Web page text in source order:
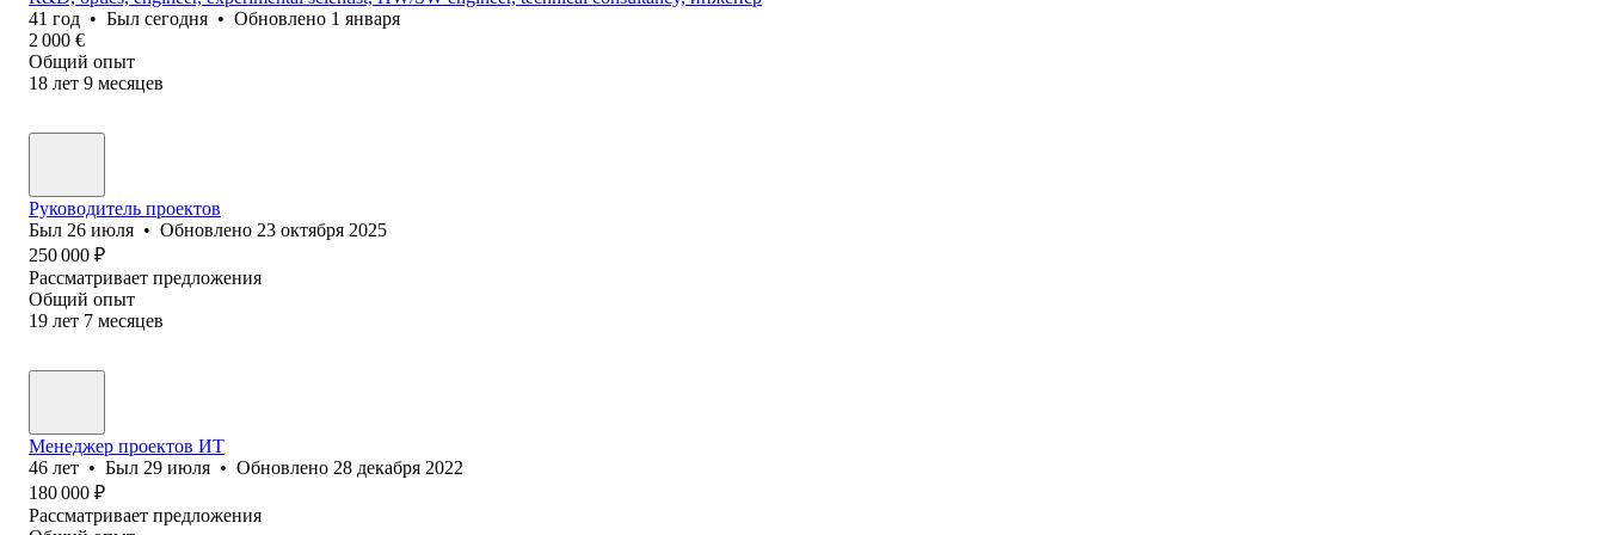
41 год • Был сегодня • Обновлено 1 января
2 000 €
Общий опыт
18 лет 9 месяцев
Руководитель проектов
Был 26 июля • Обновлено 23 октября 2025
250 000 ₽
Рассматривает предложения
Общий опыт
19 лет 7 месяцев
Менеджер проектов ИТ
46 лет • Был 29 июля • Обновлено 28 декабря 2022
180 000 ₽
Рассматривает предложения